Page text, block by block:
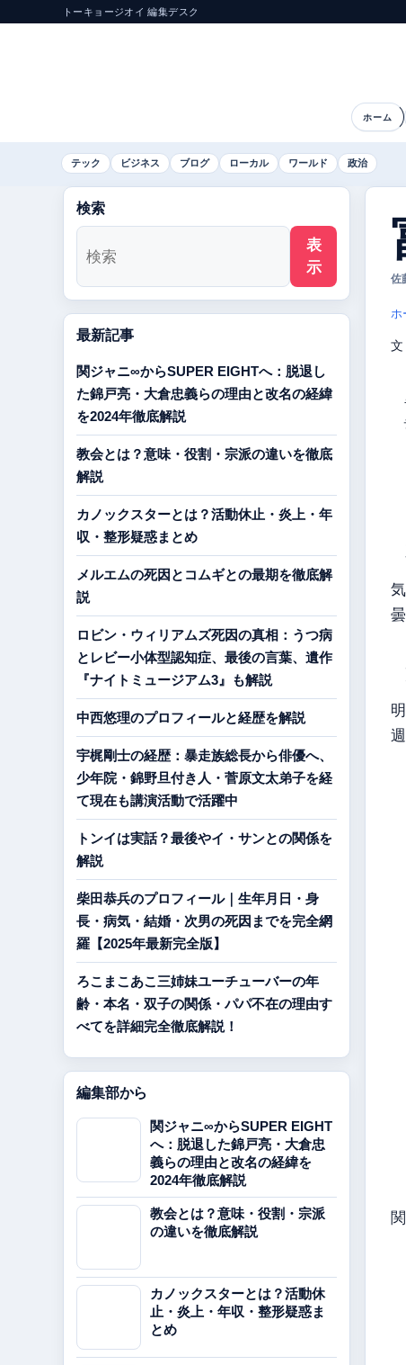
トーキョージオイ 編集デスク
ホーム
テック ビジネス ブログ ローカル ワールド 政治
佐
ホ
文
検索
表
示
最新記事
関ジャニ∞からSUPER EIGHTへ：脱退し
た錦戸亮・大倉忠義らの理由と改名の経緯
を2024年徹底解説
教会とは？意味・役割・宗派の違いを徹底
解説
カノックスターとは？活動休止・炎上・年
収・整形疑惑まとめ
メルエムの死因とコムギとの最期を徹底解
説
ロビン・ウィリアムズ死因の真相：うつ病
とレビー小体型認知症、最後の言葉、遺作
『ナイトミュージアム3』も解説
中西悠理のプロフィールと経歴を解説
宇梶剛士の経歴：暴走族総長から俳優へ、
少年院・錦野旦付き人・菅原文太弟子を経
て現在も講演活動で活躍中
トンイは実話？最後やイ・サンとの関係を
解説
柴田恭兵のプロフィール｜生年月日・身
長・病気・結婚・次男の死因までを完全網
羅【2025年最新完全版】
ろこまこあこ三姉妹ユーチューバーの年
齢・本名・双子の関係・パパ不在の理由す
べてを詳細完全徹底解説！
編集部から
関ジャニ∞からSUPER EIGHT
へ：脱退した錦戸亮・大倉忠
義らの理由と改名の経緯を
2024年徹底解説
教会とは？意味・役割・宗派
の違いを徹底解説
カノックスターとは？活動休
止・炎上・年収・整形疑惑ま
とめ